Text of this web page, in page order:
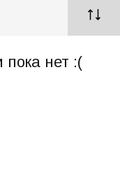
пока нет :(